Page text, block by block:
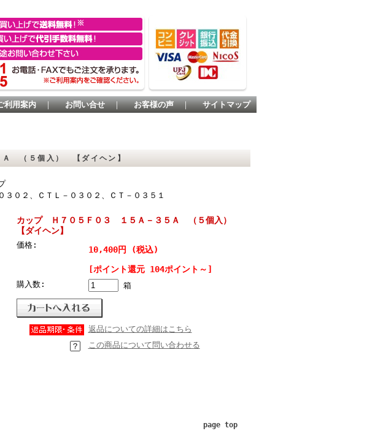
利用案内 ｜ お問い合せ ｜ お客様の声 ｜ サイトマップ
（５個入） 【ダイヘン】
３０２、ＣＴＬ－０３０２、ＣＴ－０３５１
カップ Ｈ７０５Ｆ０３ １５Ａ－３５Ａ （５個入）
【ダイヘン】
価格:
10,400円 (税込)
[ポイント還元 104ポイント～]
購入数: 箱
返品についての詳細はこちら
この商品について問い合わせる
page top